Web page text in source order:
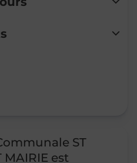
ST
MAIRIE est